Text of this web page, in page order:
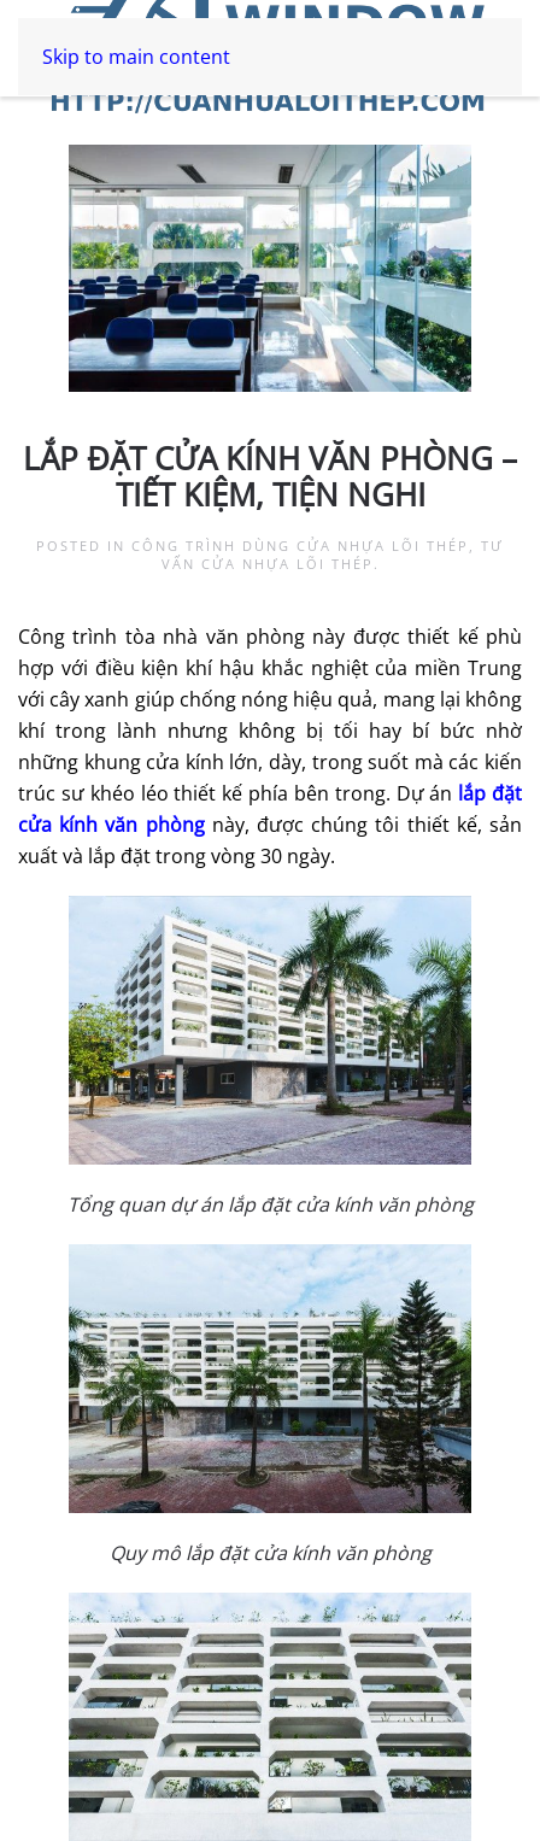
Skip to main content
LẮP ĐẶT CỬA KÍNH VĂN PHÒNG –
TIẾT KIỆM, TIỆN NGHI
POSTED IN CÔNG TRÌNH DÙNG CỬA NHỰA LÕI THÉP
TƯ
VẤN CỬA NHỰA LÕI THÉP
Công trình tòa nhà văn phòng này được thiết kế phù
hợp với điều kiện khí hậu khắc nghiệt của miền Trung
với cây xanh giúp chống nóng hiệu quả, mang lại không
khí trong lành nhưng không bị tối hay bí bức nhờ
những khung cửa kính lớn, dày, trong suốt mà các kiến
trúc sư khéo léo thiết kế phía bên trong. Dự án lắp đặt
cửa kính văn phòngnày, được chúng tôi thiết kế, sản
xuất và lắp đặt trong vòng 30 ngày.
Tổng quan dự án lắp đặt cửa kính văn phòng
Quy mô lắp đặt cửa kính văn phòng